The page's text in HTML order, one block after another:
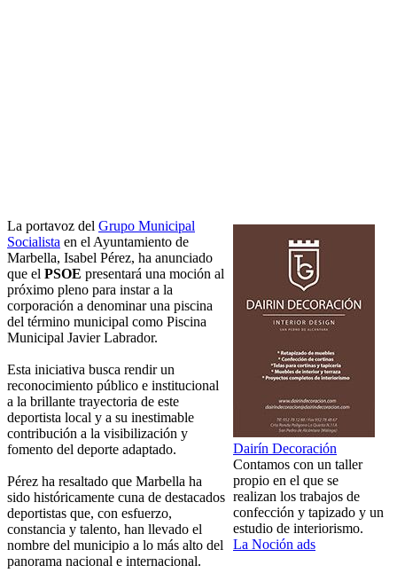
Dairín Decoración
Contamos con un taller
propio en el que se
realizan los trabajos de
confección y tapizado y un
estudio de interiorismo.
La Noción ads
La portavoz del Grupo Municipal
Socialista en el Ayuntamiento de
Marbella, Isabel Pérez, ha anunciado
que el PSOE presentará una moción al
próximo pleno para instar a la
corporación a denominar una piscina
del término municipal como Piscina
Municipal Javier Labrador.
Esta iniciativa busca rendir un
reconocimiento público e institucional
a la brillante trayectoria de este
deportista local y a su inestimable
contribución a la visibilización y
fomento del deporte adaptado.
Pérez ha resaltado que Marbella ha
sido históricamente cuna de destacados
deportistas que, con esfuerzo,
constancia y talento, han llevado el
nombre del municipio a lo más alto del
panorama nacional e internacional.